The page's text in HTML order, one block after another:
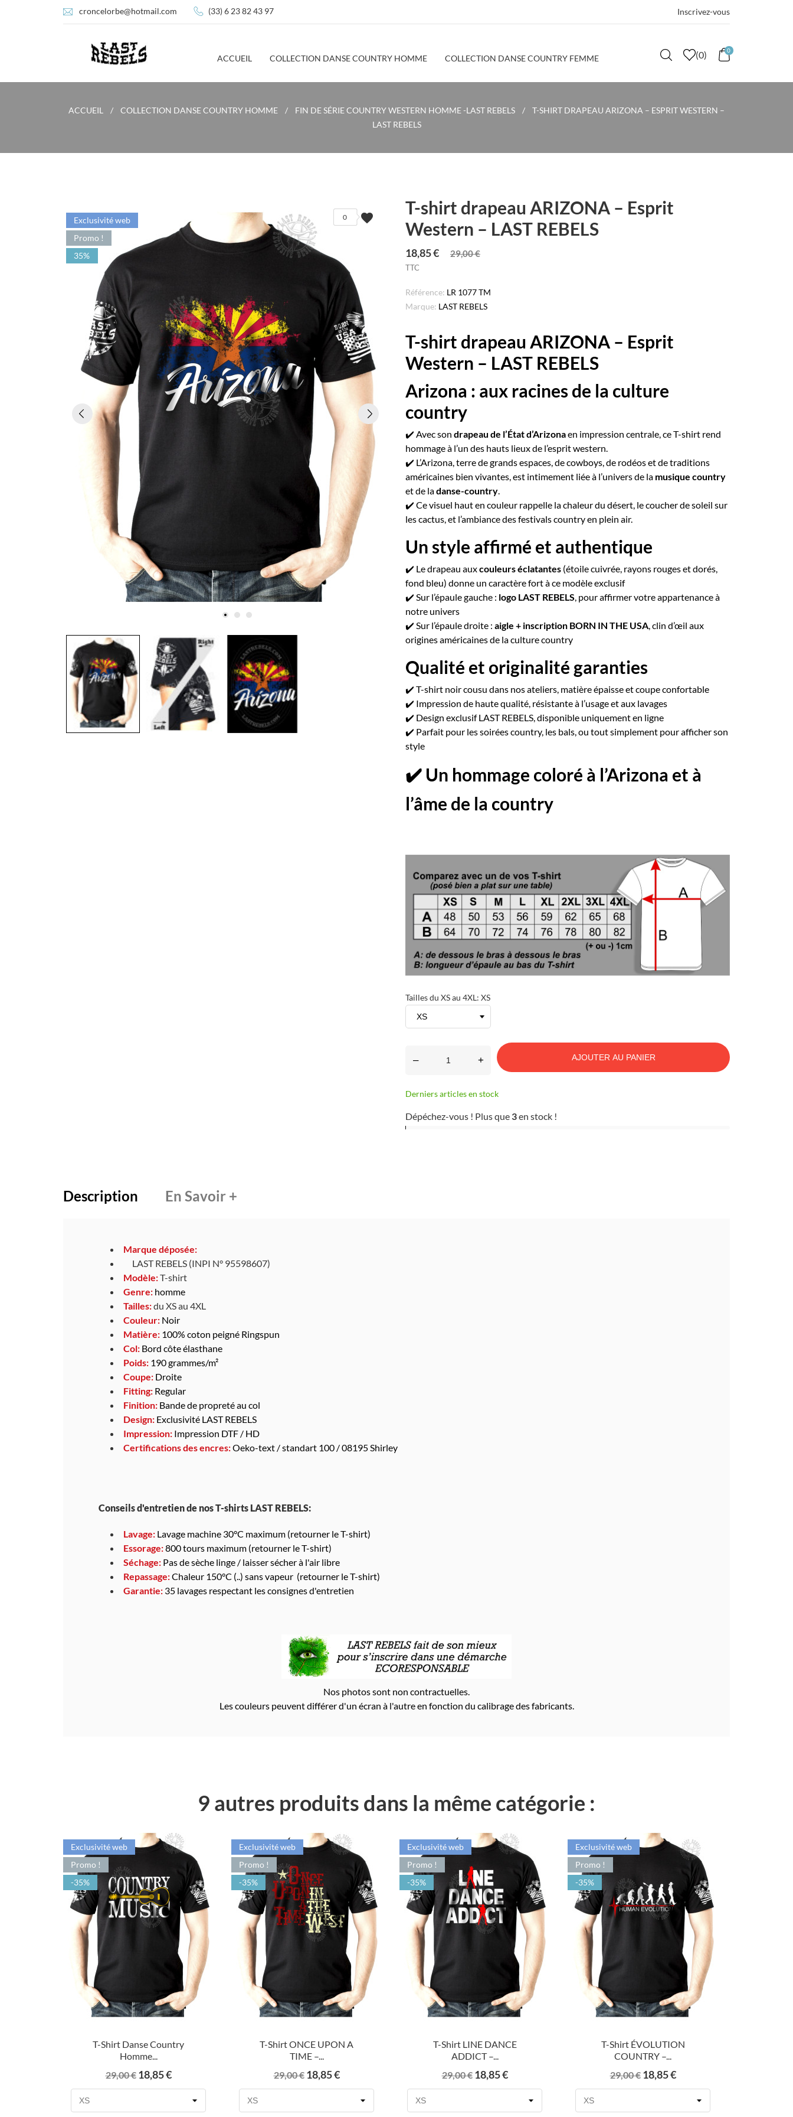
croncelorbe@hotmail.com (33) 6 23 82 43 97 Inscrivez-vous
ACCUEIL COLLECTION DANSE COUNTRY HOMME COLLECTION DANSE COUNTRY FEMME (0) 0
ACCUEIL COLLECTION DANSE COUNTRY HOMME FIN DE SÉRIE COUNTRY WESTERN HOMME -LAST REBELS
T-SHIRT DRAPEAU ARIZONA – ESPRIT WESTERN –
LAST REBELS
favorite
0
Exclusivité web
Promo !
35%
T-shirt drapeau ARIZONA – Esprit
Western – LAST REBELS
18,85 € 29,00 €
TTC
Référence: LR 1077 TM
Marque: LAST REBELS
T-shirt drapeau ARIZONA – Esprit
Western – LAST REBELS
Arizona : aux racines de la culture
country
✔️ Avec son drapeau de l’État d’Arizonaen impression centrale, ce T-shirt rend
hommage à l’un des hauts lieux de l’esprit western.
✔️ L’Arizona, terre de grands espaces, de cowboys, de rodéos et de traditions
américaines bien vivantes, est intimement liée à l’univers de la musique country
et de ladanse-country.
✔️ Ce visuel haut en couleur rappelle la chaleur du désert, le coucher de soleil sur
les cactus, et l’ambiance des festivals country en plein air.
Un style affirmé et authentique
✔️ Le drapeau auxcouleurs éclatantes (étoile cuivrée, rayons rouges et dorés,
fond bleu) donne un caractère fort à ce modèle exclusif
✔️ Sur l’épaule gauche : logo LAST REBELS, pour affirmer votre appartenance à
notre univers
✔️ Sur l’épaule droite : aigle + inscription BORN IN THE USA, clin d’œil aux
origines américaines de la culture country
Qualité et originalité garanties
✔️ T-shirt noir cousu dans nos ateliers, matière épaisse et coupe confortable
✔️ Impression de haute qualité, résistante à l’usage et aux lavages
✔️ Design exclusif LAST REBELS, disponible uniquement en ligne
✔️ Parfait pour les soirées country, les bals, ou tout simplement pour afficher son
style
✔️ Un hommage coloré à l’Arizona et à
l’âme de la country
Tailles du XS au 4XL: XS
– + AJOUTER AU PANIER
Derniers articles en stock
Dépéchez-vous ! Plus que 3en stock !
Description En Savoir +
Marque déposée:
LAST REBELS (INPI N° 95598607)
Modèle:T-shirt
Genre: homme
Tailles:du XS au 4XL
Couleur: Noir
Matière: 100% coton peigné Ringspun
Col: Bord côte élasthane
Poids: 190 grammes/m²
Coupe: Droite
Fitting: Regular
Finition: Bande de propreté au col
Design: Exclusivité LAST REBELS
Impression: Impression DTF / HD
Certifications des encres:Oeko-text / standart 100 / 08195 Shirley
Conseils d'entretien de nos T-shirts LAST REBELS:
Lavage: Lavage machine 30°C maximum (retourner le T-shirt)
Essorage:800 tours maximum (retourner le T-shirt)
Séchage: Pas de sèche linge / laisser sécher à l'air libre
Repassage:Chaleur 150°C (..) sans vapeur (retourner le T-shirt)
Garantie: 35 lavages respectant les consignes d'entretien
Nos photos sont non contractuelles.
Les couleurs peuvent différer d'un écran à l'autre en fonction du calibrage des fabricants.
9 autres produits dans la même catégorie :
T-Shirt Danse Country
Homme...
Prix
de
29,00 € Prix
18,85 €
Exclusivité web
Promo !
-35%
T-Shirt ONCE UPON A
TIME –...
Prix
de
29,00 € Prix
18,85 €
Exclusivité web
Promo !
-35%
T-Shirt LINE DANCE
ADDICT –...
Prix
de
29,00 € Prix
18,85 €
Exclusivité web
Promo !
-35%
T-Shirt ÉVOLUTION
COUNTRY –...
Prix
de
29,00 € Prix
18,85 €
Exclusivité web
Promo !
-35%